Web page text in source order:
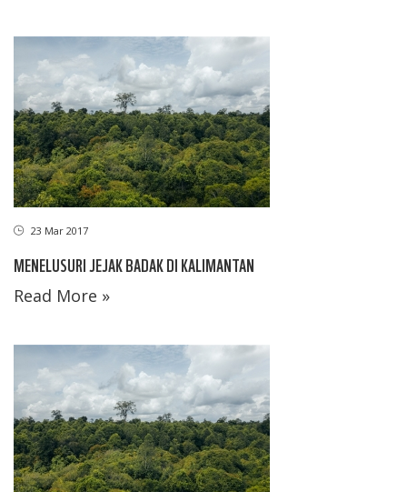
23 Mar 2017
MENELUSURI JEJAK BADAK DI KALIMANTAN
Read More »